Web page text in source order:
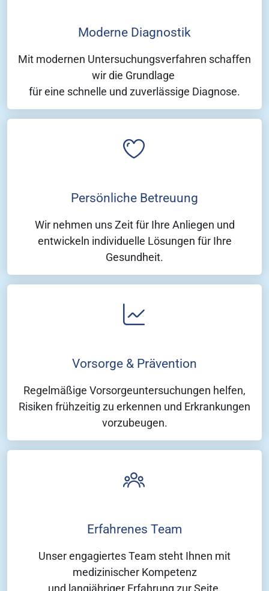
Moderne Diagnostik
Mit modernen Untersuchungsverfahren schaffen
wir die Grundlage
für eine schnelle und zuverlässige Diagnose.
Persönliche Betreuung
Wir nehmen uns Zeit für Ihre Anliegen und
entwickeln individuelle Lösungen für Ihre
Gesundheit.
Vorsorge & Prävention
Regelmäßige Vorsorgeuntersuchungen helfen,
Risiken frühzeitig zu erkennen und Erkrankungen
vorzubeugen.
Erfahrenes Team
Unser engagiertes Team steht Ihnen mit
medizinischer Kompetenz
und langjähriger Erfahrung zur Seite.